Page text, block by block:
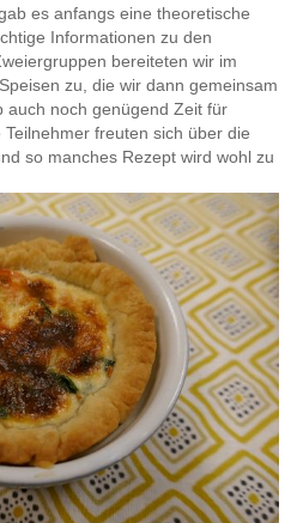
es anfangs eine theoretische
Informationen zu den
bereiteten wir im
zu, die wir dann gemeinsam
auch noch genügend Zeit für
freuten sich über die
so manches Rezept wird wohl zu